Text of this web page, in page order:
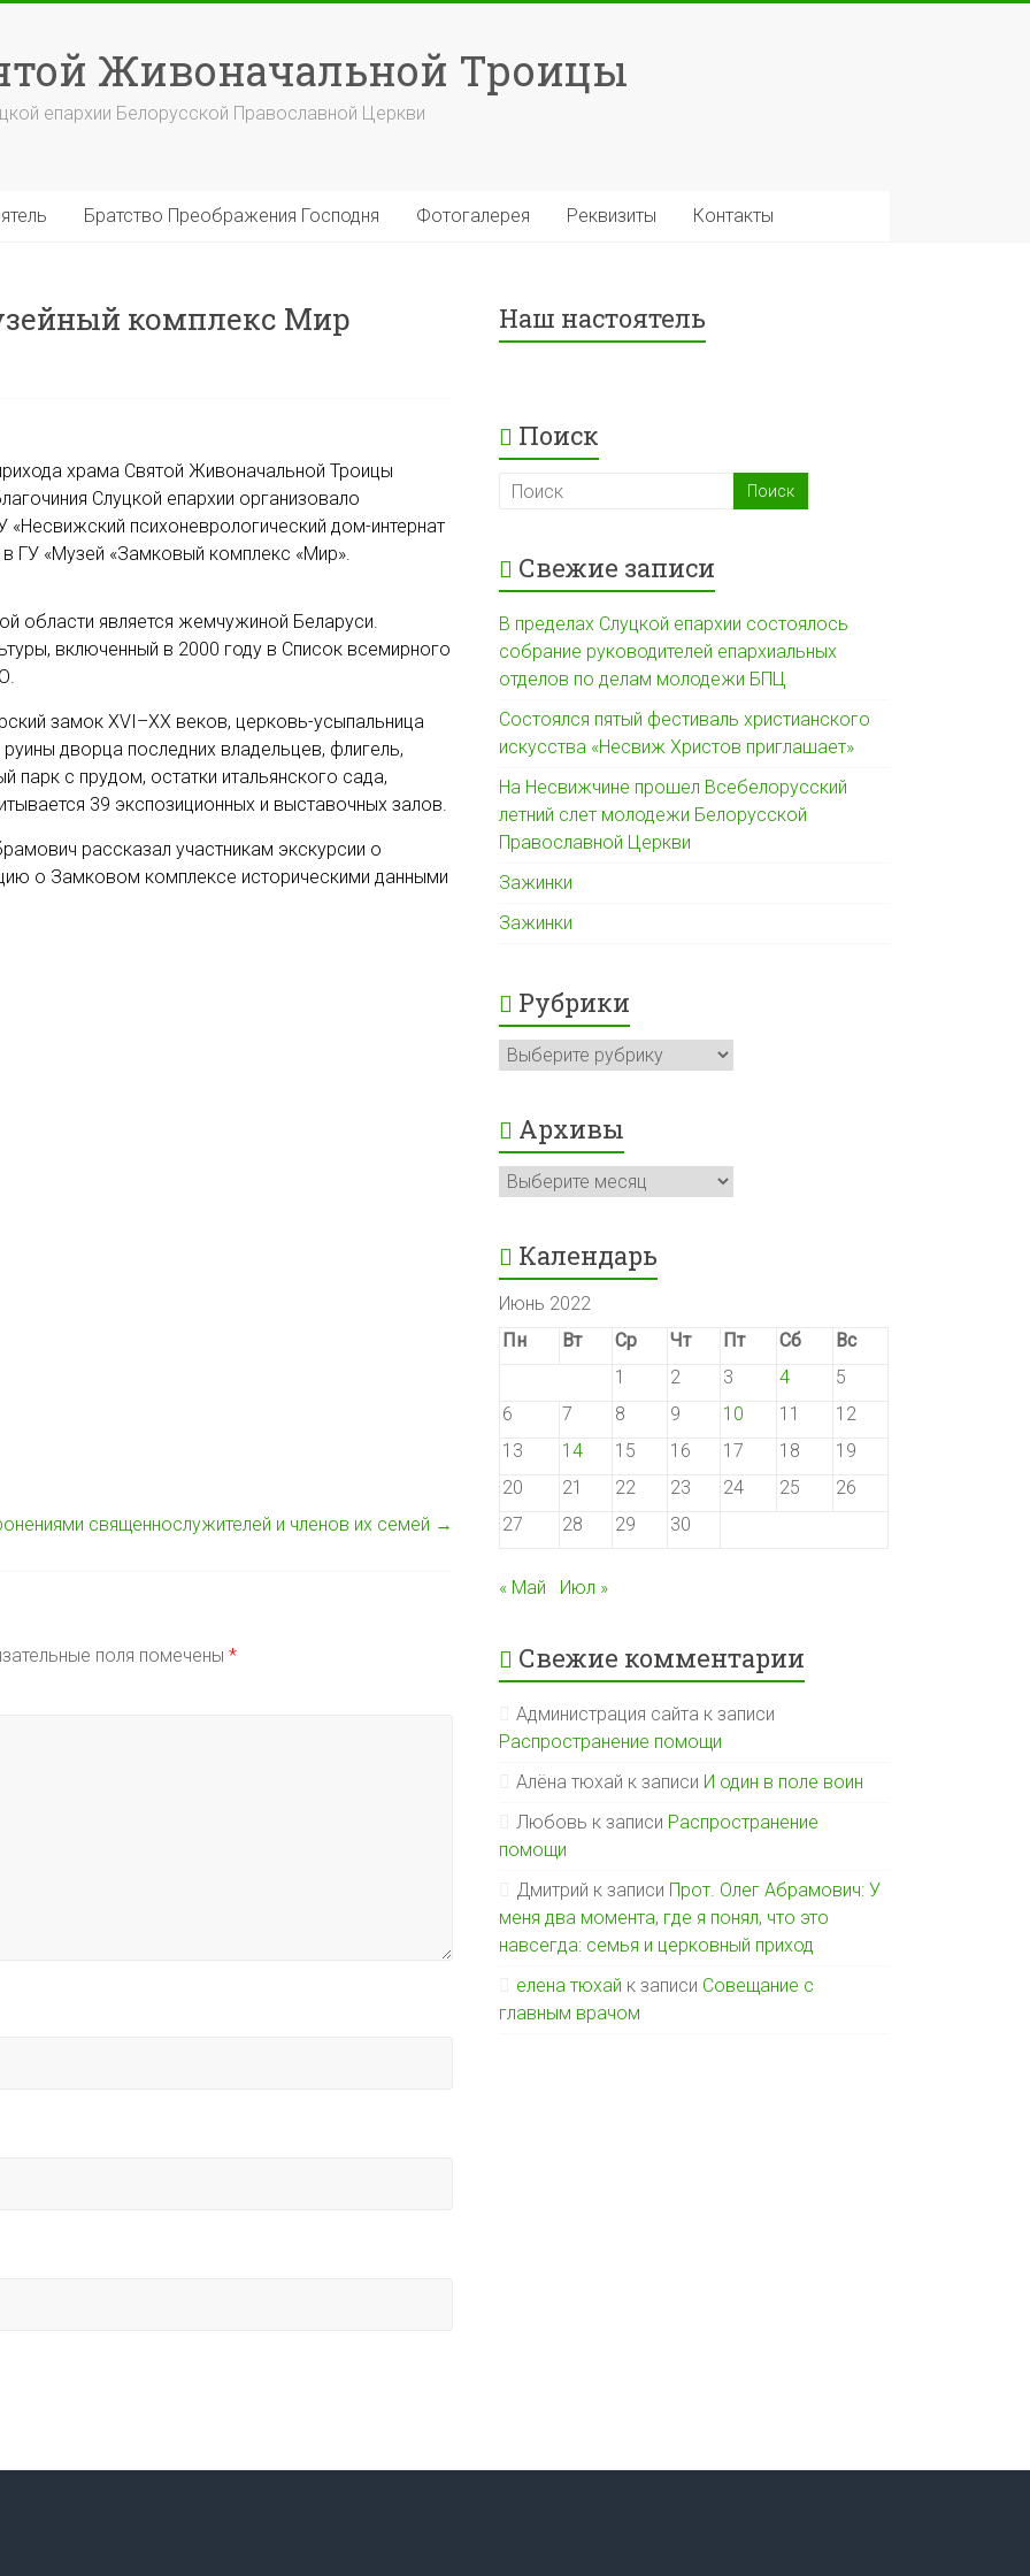
Живоначальной Троицы
епархии Белорусской Православной Церкви
Братство Преображения Господня Фотогалерея Реквизиты Контакты
комплекс Мир
храма Святой Живоначальной Троицы
Слуцкой епархии организовало
психоневрологический дом-интернат
ГУ «Музей «Замковый комплекс «Мир».
области является жемчужиной Беларуси.
включенный в 2000 году в Список всемирного
замок XVI–XX веков, церковь-усыпальница
дворца последних владельцев, флигель,
парк с прудом, остатки итальянского сада,
39 экспозиционных и выставочных залов.
рассказал участникам экскурсии о
о Замковом комплексе историческими данными
священнослужителей и членов их семей →
поля помечены *
Наш настоятель
Поиск
Свежие записи
В пределах Слуцкой епархии состоялось
собрание руководителей епархиальных
отделов по делам молодежи БПЦ
Состоялся пятый фестиваль христианского
искусства «Несвиж Христов приглашает»
На Несвижчине прошел Всебелорусский
летний слет молодежи Белорусской
Православной Церкви
Зажинки
Зажинки
Рубрики
Рубрики
Архивы
Архивы
Календарь
Июнь 2022
Пн
Вт Ср Чт Пт Сб
Вс
1
2 3 4
5
6
7 8 9 10 11
12
13
14 15 16 17 18
19
20
21 22 23 24 25
26
27
28 29 30
« Май Июл »
Свежие комментарии
Администрация сайта к записи
Распространение помощи
Алёна тюхай к записи И один в поле воин
Любовь к записи Распространение
помощи
Дмитрий к записи Прот. Олег Абрамович: У
меня два момента, где я понял, что это
навсегда: семья и церковный приход
елена тюхай к записи Совещание с
главным врачом